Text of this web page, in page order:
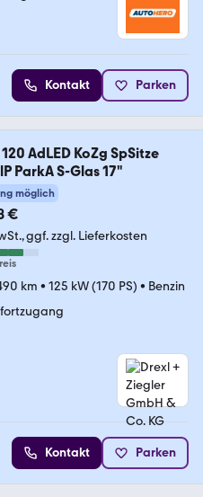
Kontakt Parken
AdLED KoZg SpSitze
ParkA S-Glas 17"
möglich
€
ggf. zzgl. Lieferkosten
km • 125 kW (170 PS) • Benzin
Kontakt Parken